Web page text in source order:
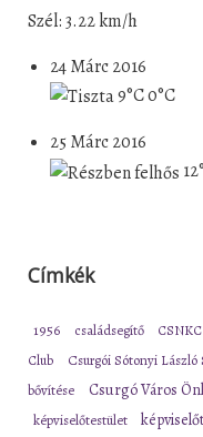
Szél: 3.22 km/h
24 Márc 2016
9°C0°C
25 Márc 2016
Címkék
1956 családsegítő CSNKC
Club
Csurgói Sótonyi
bővítése
Csurgó Város
képviselőtestület